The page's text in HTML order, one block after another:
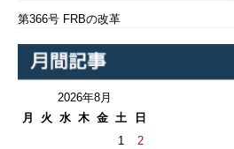
第366号 FRBの改革
2026年8月
月
火 水 木 金 土 日
1
2